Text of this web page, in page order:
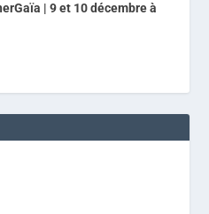
| 9 et 10 décembre à